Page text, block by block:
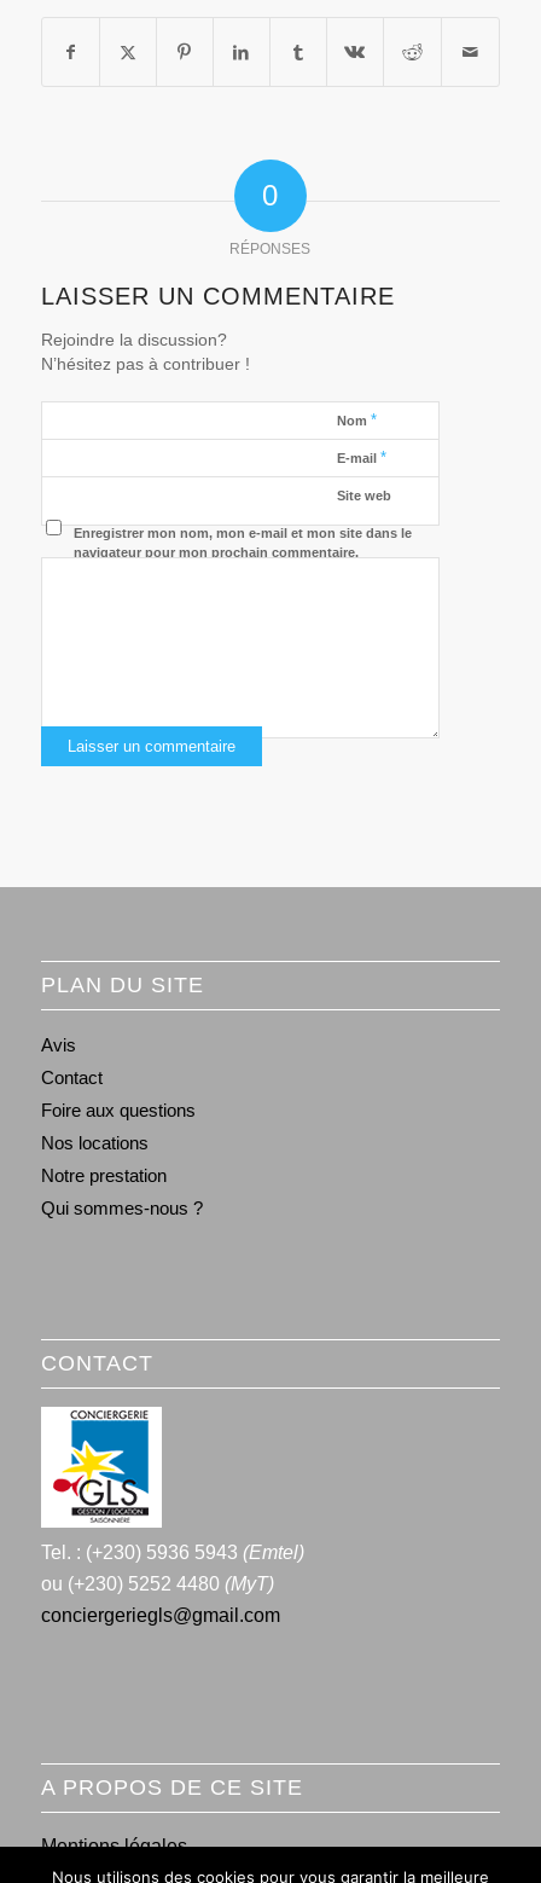
0
RÉPONSES
LAISSER UN COMMENTAIRE
Rejoindre la discussion?
N’hésitez pas à contribuer !
Nom *
E-mail *
Site web
Enregistrer mon nom, mon e-mail et mon site dans le
navigateur pour mon prochain commentaire.
PLAN DU SITE
Avis
Contact
Foire aux questions
Nos locations
Notre prestation
Qui sommes-nous ?
CONTACT
Tel. : (+230) 5936 5943 (Emtel)
ou (+230) 5252 4480 (MyT)
conciergeriegls@gmail.com
A PROPOS DE CE SITE
Mentions légales
Nous utilisons des cookies pour vous garantir la meilleure